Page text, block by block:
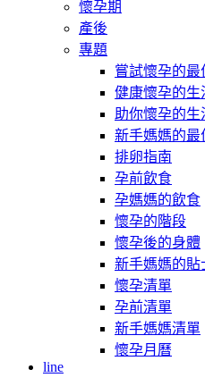
懷孕期
產後
專題
嘗試懷孕的最
健康懷孕的生
助你懷孕的生
新手媽媽的最
排卵指南
孕前飲食
孕媽媽的飲食
懷孕的階段
懷孕後的身體
新手媽媽的貼
懷孕清單
孕前清單
新手媽媽清單
懷孕月曆
line